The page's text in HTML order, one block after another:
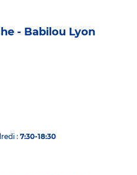
- Babilou Lyon
: 7:30-18:30